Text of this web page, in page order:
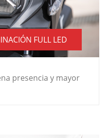
FULL LED
presencia y mayor